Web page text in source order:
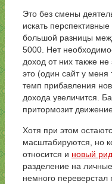
Это без смены
искать
большой разницы
5000. Нет
доход от них также не
это (один сайт у
темп прибавления
дохода увеличится.
притормозит
Хотя при этом
масштабируются, но
относится и новый
разделение на
немного переверстал